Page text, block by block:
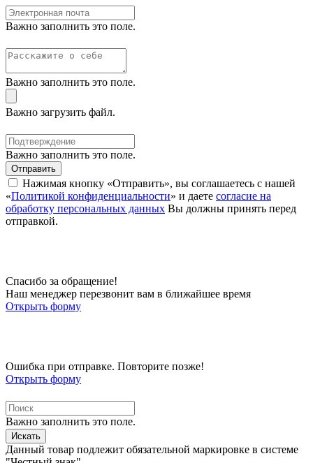
Важно заполнить это поле.
Важно заполнить это поле.
Важно загрузить файл.
Важно заполнить это поле.
Отправить
Нажимая кнопку «Отправить», вы соглашаетесь с нашей
«Политикой конфиденциальности» и даете согласие на
обработку персональных данных Вы должны принять перед
отправкой.
Спасибо за обращение!
Наш менеджер перезвонит вам в ближайшее время
Открыть форму
Ошибка при отправке. Повторите позже!
Открыть форму
Важно заполнить это поле.
Искать
Данный товар подлежит обязательной маркировке в системе